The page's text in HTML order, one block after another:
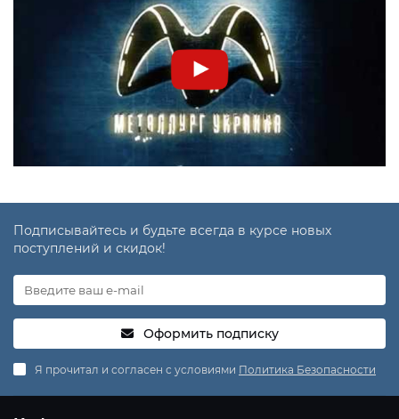
Подписывайтесь и будьте всегда в курсе новых
поступлений и скидок!
Оформить подписку
Я прочитал и согласен с условиями Политика Безопасности